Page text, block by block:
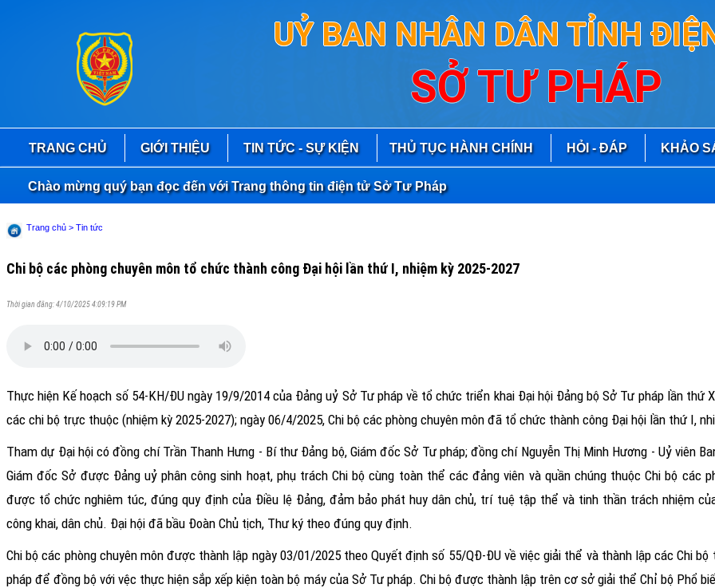
UỶ BAN NHÂN DÂN TỈNH
SỞ TƯ PHÁP
TRANG CHỦ GIỚI THIỆU TIN TỨC - SỰ KIỆN THỦ TỤC HÀNH CHÍNH HỎI - ĐÁP KHẢO
mừng quý bạn đọc đến với Trang thông tin điện tử Sở Tư Pháp
Trang chủ > Tin tức
Chi bộ các phòng chuyên môn tổ chức thành công Đại hội lần thứ I, nhiệm kỳ 2025-2027
Thời gian đăng: 4/10/2025 4:09:19 PM
Thực hiện Kế hoạch số 54-KH/ĐU ngày 19/9/2014 của Đảng uỷ Sở Tư pháp về tổ chức triển khai Đại hội Đảng bộ Sở Tư pháp lần thứ
các chi bộ trực thuộc (nhiệm kỳ 2025-2027); ngày 06/4/2025, Chi bộ các phòng chuyên môn đã tổ chức thành công Đại hội lần thứ I,
Tham dự Đại hội có đồng chí Trần Thanh Hưng - Bí thư Đảng bộ, Giám đốc Sở Tư pháp; đồng chí Nguyễn Thị Minh Hương - Uỷ viên
Giám đốc Sở được Đảng uỷ phân công sinh hoạt, phụ trách Chi bộ cùng toàn thể các đảng viên và quần chúng thuộc Chi bộ các
được tổ chức nghiêm túc, đúng quy định của Điều lệ Đảng, đảm bảo phát huy dân chủ, trí tuệ tập thể và tinh thần trách nhiệm
công khai, dân chủ. Đại hội đã bầu Đoàn Chủ tịch, Thư ký theo đúng quy định.
Chi bộ các phòng chuyên môn được thành lập ngày 03/01/2025 theo Quyết định số 55/QĐ-ĐU về việc giải thể và thành lập các Chi
pháp để đồng bộ với vệc thực hiện sắp xếp kiện toàn bộ máy của Sở Tư pháp. Chi bộ được thành lập trên cơ sở giải thể Chỉ bộ Phổ